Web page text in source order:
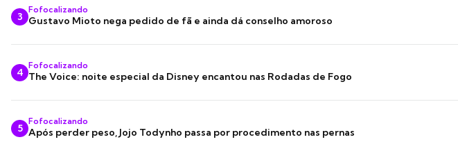
3
Fofocalizando
Gustavo Mioto nega pedido de fã e ainda dá conselho amoroso
4
Fofocalizando
The Voice: noite especial da Disney encantou nas Rodadas de Fogo
5
Fofocalizando
Após perder peso, Jojo Todynho passa por procedimento nas pernas